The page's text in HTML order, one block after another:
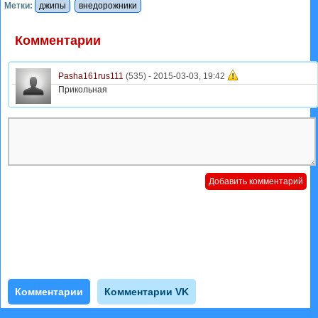
Метки:
джипы внедорожники
Комментарии
Pasha161rus111 (535) - 2015-03-03, 19:42
Прикольная
Комментарии Комментарии VK